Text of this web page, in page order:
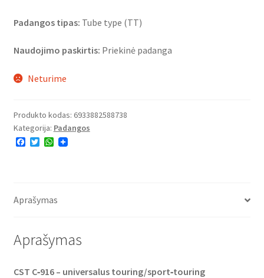
Padangos tipas: Tube type (TT)
Naudojimo paskirtis: Priekinė padanga
Neturime
Produkto kodas: 6933882588738
Kategorija: Padangos
F
o
T
r
W
p
Aprašymas
Aprašymas
CST C‑916 – universalus touring/sport‑touring